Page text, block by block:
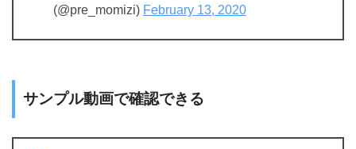
(@pre_momizi) February 13, 2020
サンプル動画で確認できる